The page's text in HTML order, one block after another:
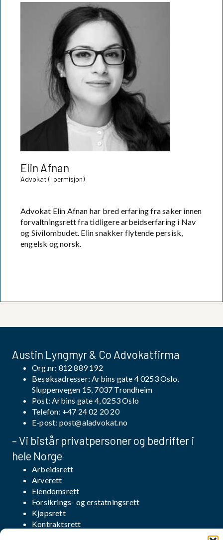
Elin Afnan
Advokat (i permisjon)
Advokat Elin Afnan har bred erfaring fra saker innen
forvaltningsrett fra tidligere arbeidserfaring i Nav
og Sivilombudet. Elin snakker flytende persisk,
engelsk og norsk.
Austin Lyngmyr & Co Advokatfirma
Org.nr: 812 889 192
Besøksadresser: Arbins gate 4 0253 Oslo,
Sluppenvegen 15, 7037 Trondheim
Post: Arbins gate 4, 0253 Oslo
Telefon: +47 24 02 20 20
E-post: post@aladvokat.no
– Vi bistår privatpersoner og bedrifter i
hele Norge
Arbeidsrett
Arverett
Eiendomsrett
Forsikrings- og erstatningsrett
Kjøpsrett
Kontraktsrett